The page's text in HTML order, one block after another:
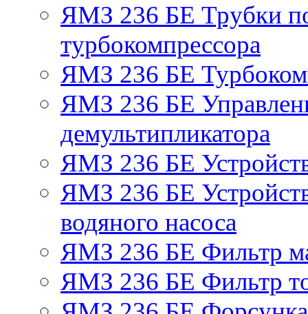
ЯМЗ 236 БЕ Трубки
турбокомпрессора
ЯМЗ 236 БЕ
ЯМЗ 236 БЕ
демультипликатора
ЯМЗ 236 БЕ
ЯМЗ 236 БЕ
водяного насоса
ЯМЗ 236 БЕ Фильтр
ЯМЗ 236 БЕ Фильтр